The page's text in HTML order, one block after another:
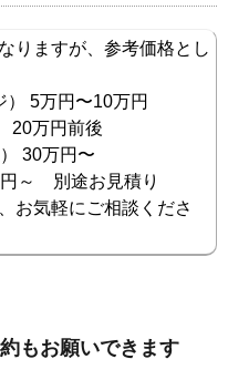
りますが、参考価格とし
） 5万円〜10万円
20万円前後
30万円〜
～ 別途お見積り
お気軽にご相談くださ
もお願いできます